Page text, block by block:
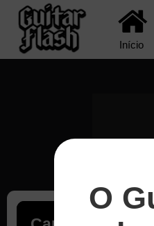
Início
O